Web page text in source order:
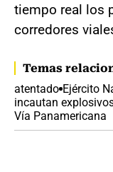
tiempo real los
corredores
Temas
atentado Ejército
incautan
Vía Panamericana